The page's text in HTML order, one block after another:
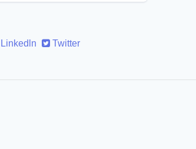
Linkedln Twitter